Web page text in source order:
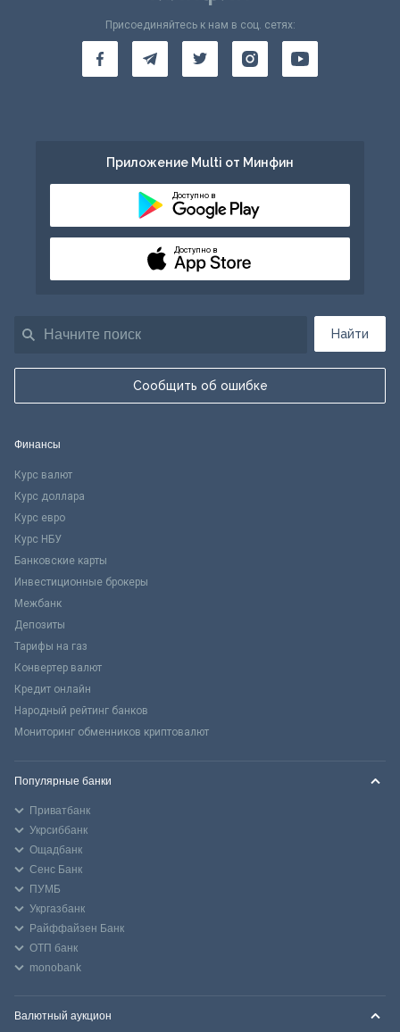
Найти
Сообщить об ошибке
Присоединяйтесь к нам в соц. сетях:
Приложение Multi от Минфин
Доступно в
Доступно в
Финансы
Курс валют
Курс доллара
Курс евро
Курс НБУ
Банковские карты
Инвестиционные брокеры
Межбанк
Депозиты
Тарифы на газ
Конвертер валют
Кредит онлайн
Народный рейтинг банков
Мониторинг обменников криптовалют
Популярные банки
Приватбанк
Укрсиббанк
Ощадбанк
Сенс Банк
ПУМБ
Укргазбанк
Райффайзен Банк
ОТП банк
monobank
Валютный аукцион